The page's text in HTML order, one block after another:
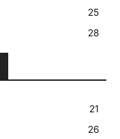
25
28
21
26